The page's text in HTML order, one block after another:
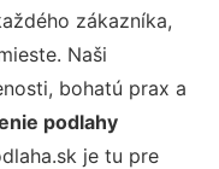
zákazníka,
Naši
bohatú prax a
podlahy
je tu pre